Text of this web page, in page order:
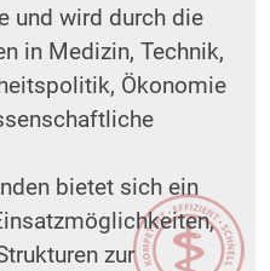
und wird durch die
in Medizin, Technik,
Ökonomie
bietet sich ein
zur